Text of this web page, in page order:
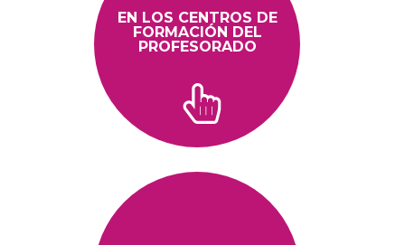
EN LOS CENTROS DE
FORMACIÓN DEL
PROFESORADO